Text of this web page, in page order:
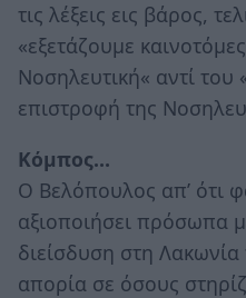
τις λέξεις εις βάρος,
«εξετάζουμε
Νοσηλευτική« αντί του
επιστροφή της
Κόμπος…
Ο Βελόπουλος απ’ ότι
αξιοποιήσει πρόσωπα
διείσδυση στη
απορία σε όσους